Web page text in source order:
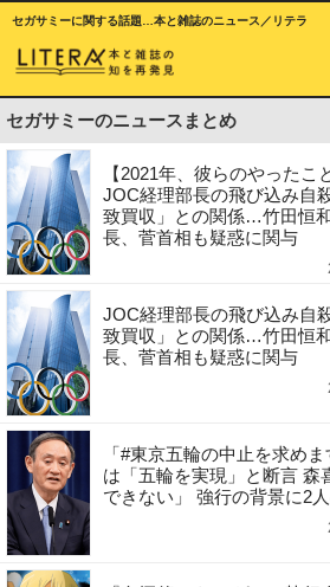
セガサミーに関する話題…本と雑誌のニュース／リテラ
セガサミーのニュースまとめ
【2021年、彼らのやったこ
JOC経理部長の飛び込み自
致買収」との関係…竹田恒
長、菅首相も疑惑に関与
JOC経理部長の飛び込み自
致買収」との関係…竹田恒
長、菅首相も疑惑に関与
「#東京五輪の中止を求め
は「五輪を実現」と断言 森
できない」 強行の背景に2